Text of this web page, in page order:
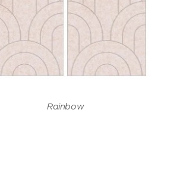
Rainbow